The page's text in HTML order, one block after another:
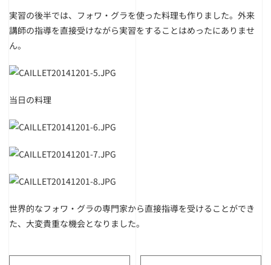
実習の後半では、フォワ・グラを使った料理も作りました。外来
講師の指導を直接受けながら実習をすることはめったにありませ
ん。
当日の料理
世界的なフォワ・グラの専門家から直接指導を受けることができ
た、大変貴重な機会となりました。